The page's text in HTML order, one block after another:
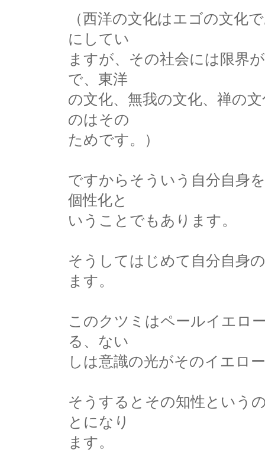
（西洋の文化はエゴの文化
にしてい
ますが、その社会には限界
で、東洋
の文化、無我の文化、禅の
のはその
ためです。）
ですからそういう自分自身
個性化と
いうことでもあります。
そうしてはじめて自分自身
ます。
このクツミはペールイエロ
る、ない
しは意識の光がそのイエロ
そうするとその知性という
とになり
ます。